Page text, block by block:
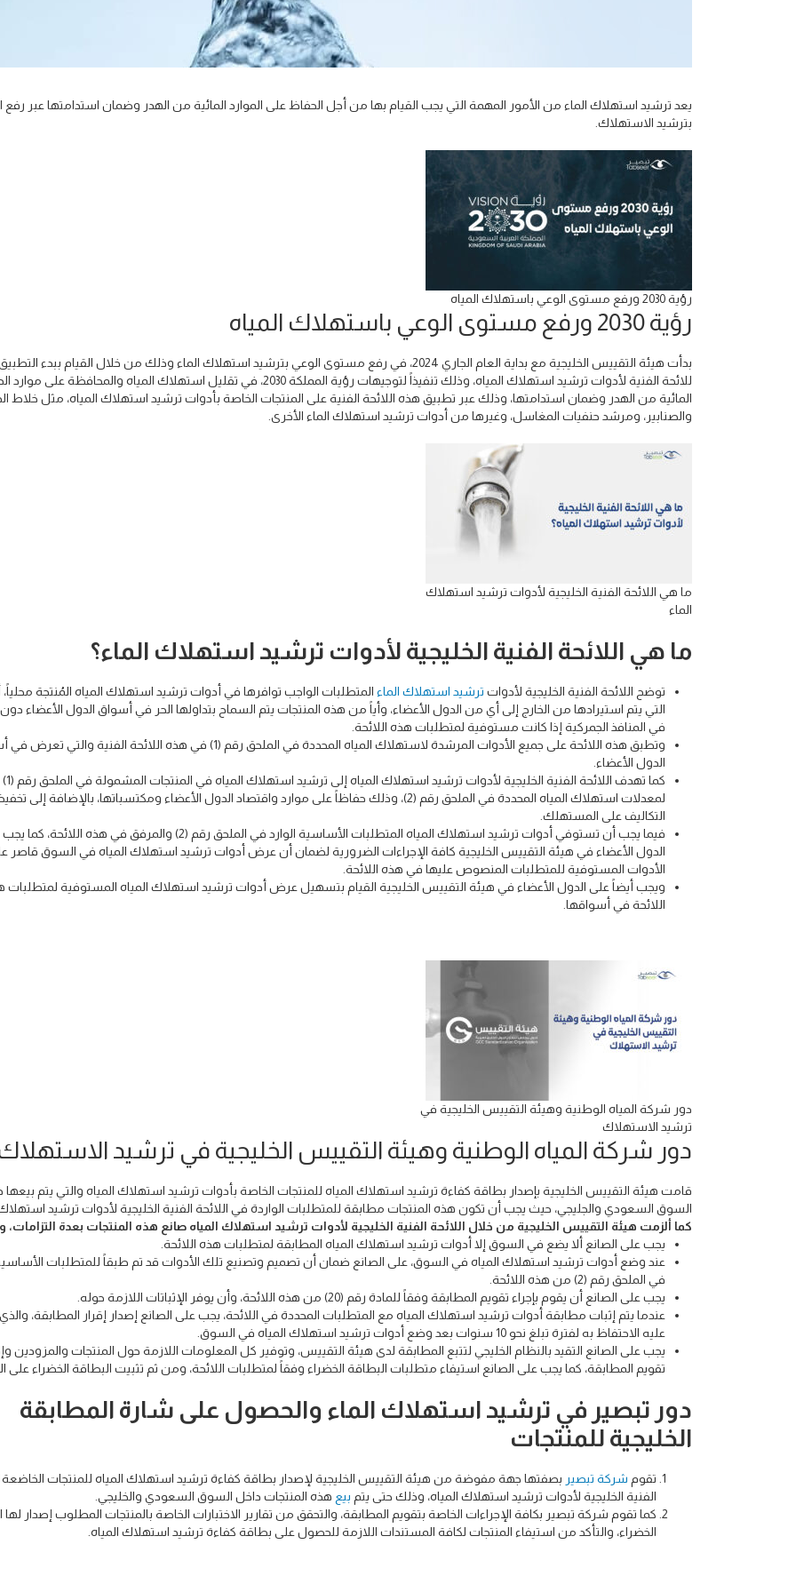
يعد ترشيد استهلاك الماء من الأمور المهمة التي يجب القيام بها من أجل الحفاظ على الموارد المائية من الهدر وضمان استدامتها عبر رفع
بترشيد الاستهلاك.
رؤية 2030 ورفع مستوى الوعي باستهلاك المياه
رؤية 2030 ورفع مستوى الوعي باستهلاك المياه
بدأت هيئة التقييس الخليجية مع بداية العام الجاري 2024، في رفع مستوى الوعي بترشيد استهلاك الماء وذلك من خلال القيام ببدء
للائحة الفنية لأدوات ترشيد استهلاك المياه، وذلك تنفيذاً لتوجيهات رؤية المملكة 2030، في تقليل استهلاك المياه والمحافظة على
المائية من الهدر وضمان استدامتها، وذلك عبر تطبيق هذه اللائحة الفنية على المنتجات الخاصة بأدوات ترشيد استهلاك المياه، مثل خلاط
والصنابير، ومرشد حنفيات المغاسل، وغيرها من أدوات ترشيد استهلاك الماء الأخرى.
ما هي اللائحة الفنية الخليجية لأدوات ترشيد استهلاك
الماء
ما هي اللائحة الفنية الخليجية لأدوات ترشيد استهلاك الماء؟
توضح اللائحة الفنية الخليجية لأدوات ترشيد استهلاك الماء المتطلبات الواجب توافرها في أدوات ترشيد استهلاك المياه المُنتجة
التي يتم استيرادها من الخارج إلى أي من الدول الأعضاء، وأياً من هذه المنتجات يتم السماح بتداولها الحر في أسواق الدول الأعضاء
في المنافذ الجمركية إذا كانت مستوفية لمتطلبات هذه اللائحة.
وتطبق هذه اللائحة على جميع الأدوات المرشدة لاستهلاك المياه المحددة في الملحق رقم (1) في هذه اللائحة الفنية
الدول الأعضاء.
كما تهدف اللائحة
لمعدلات استهلاك المياه المحددة في الملحق رقم (2)، وذلك حفاظاً على موارد واقتصاد الدول الأعضاء ومكتسباتها، بالإضافة إلى
التكاليف على المستهلك.
فيما يجب أن تستوفي أدوات ترشيد استهلاك المياه المتطلبات الأساسية الوارد في الملحق رقم (2) والمرفق في هذه
الدول الأعضاء في هيئة التقييس الخليجية كافة الإجراءات الضرورية لضمان أن عرض أدوات ترشيد استهلاك المياه في السوق قاصر
الأدوات المستوفية للمتطلبات المنصوص عليها في هذه اللائحة.
ويجب أيضاً على الدول الأعضاء في هيئة التقييس الخليجية القيام بتسهيل عرض أدوات ترشيد استهلاك المياه المستوفية لمتطلبات
اللائحة في أسواقها.
دور شركة المياه الوطنية وهيئة التقييس الخليجية في
ترشيد الاستهلاك
دور شركة المياه الوطنية وهيئة التقييس الخليجية في ترشيد
قامت هيئة التقييس الخليجية بإصدار بطاقة كفاءة ترشيد استهلاك المياه للمنتجات الخاصة بأدوات ترشيد استهلاك المياه والتي يتم بيعها
السوق السعودي والجليجي، حيث يجب أن تكون هذه المنتجات مطابقة للمتطلبات الواردة في اللائحة الفنية الخليجية لأدوات ترشيد استهلاك
كما ألزمت هيئة التقييس الخليجية من خلال اللائحة الفنية الخليجية لأدوات ترشيد استهلاك المياه صانع هذه المنتجات بعدة
يجب على الصانع ألا يضع في السوق إلا أدوات ترشيد استهلاك المياه المطابقة لمتطلبات هذه اللائحة.
عند وضع أدوات ترشيد استهلاك المياه في السوق، على الصانع ضمان أن تصميم وتصنيع تلك الأدوات قد تم طبقاً للمتطلبات الأساسية
في الملحق رقم (2) من هذه اللائحة.
يجب على الصانع أن يقوم بإجراء تقويم المطابقة وفقاً للمادة رقم (20) من هذه اللائحة، وأن يوفر الإثباتات اللازمة حوله.
عندما يتم إثبات مطابقة أدوات ترشيد استهلاك المياه مع المتطلبات المحددة في اللائحة، يجب على الصانع إصدار إقرار المطابقة،
عليه الاحتفاظ به لفترة تبلغ نحو 10 سنوات بعد وضع أدوات ترشيد استهلاك المياه في السوق.
يجب على الصانع التقيد بالنظام الخليجي لتتبع المطابقة لدى هيئة التقييس، وتوفير كل المعلومات اللازمة حول المنتجات والمزودين
تقويم المطابقة، كما يجب على الصانع استيفاء متطلبات البطاقة الخضراء وفقاً لمتطلبات اللائحة، ومن ثم تثبيت البطاقة الخضراء على
دور تبصير في ترشيد استهلاك الماء والحصول على شارة المطابقة
الخليجية للمنتجات
تقوم شركة تبصير بصفتها جهة مفوضة من هيئة التقييس الخليجية لإصدار بطاقة كفاءة ترشيد استهلاك المياه للمنتجات الخاضعة
الفنية الخليجية لأدوات ترشيد استهلاك المياه، وذلك حتى يتم بيع هذه المنتجات داخل السوق السعودي والخليجي.
كما تقوم شركة تبصير بكافة الإجراءات الخاصة بتقويم المطابقة، والتحقق من تقارير الاختبارات الخاصة بالمنتجات المطلوب إصدار لها
الخضراء، والتأكد من استيفاء المنتجات لكافة المستندات اللازمة للحصول على بطاقة كفاءة ترشيد استهلاك المياه.